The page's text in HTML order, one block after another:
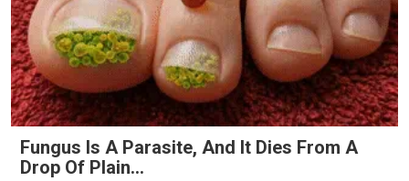
Fungus Is A Parasite, And It Dies From A
Drop Of Plain...